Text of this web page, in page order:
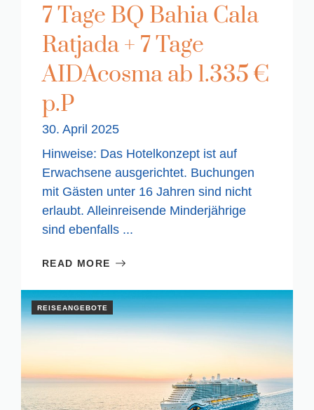
7 Tage BQ Bahia Cala
Ratjada + 7 Tage
AIDAcosma ab 1.335 €
p.P
30. April 2025
Hinweise: Das Hotelkonzept ist auf
Erwachsene ausgerichtet. Buchungen
mit Gästen unter 16 Jahren sind nicht
erlaubt. Alleinreisende Minderjährige
sind ebenfalls ...
READ MORE
REISEANGEBOTE